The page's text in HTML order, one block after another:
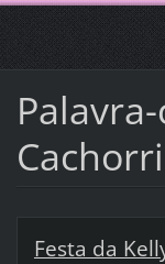
Festa da